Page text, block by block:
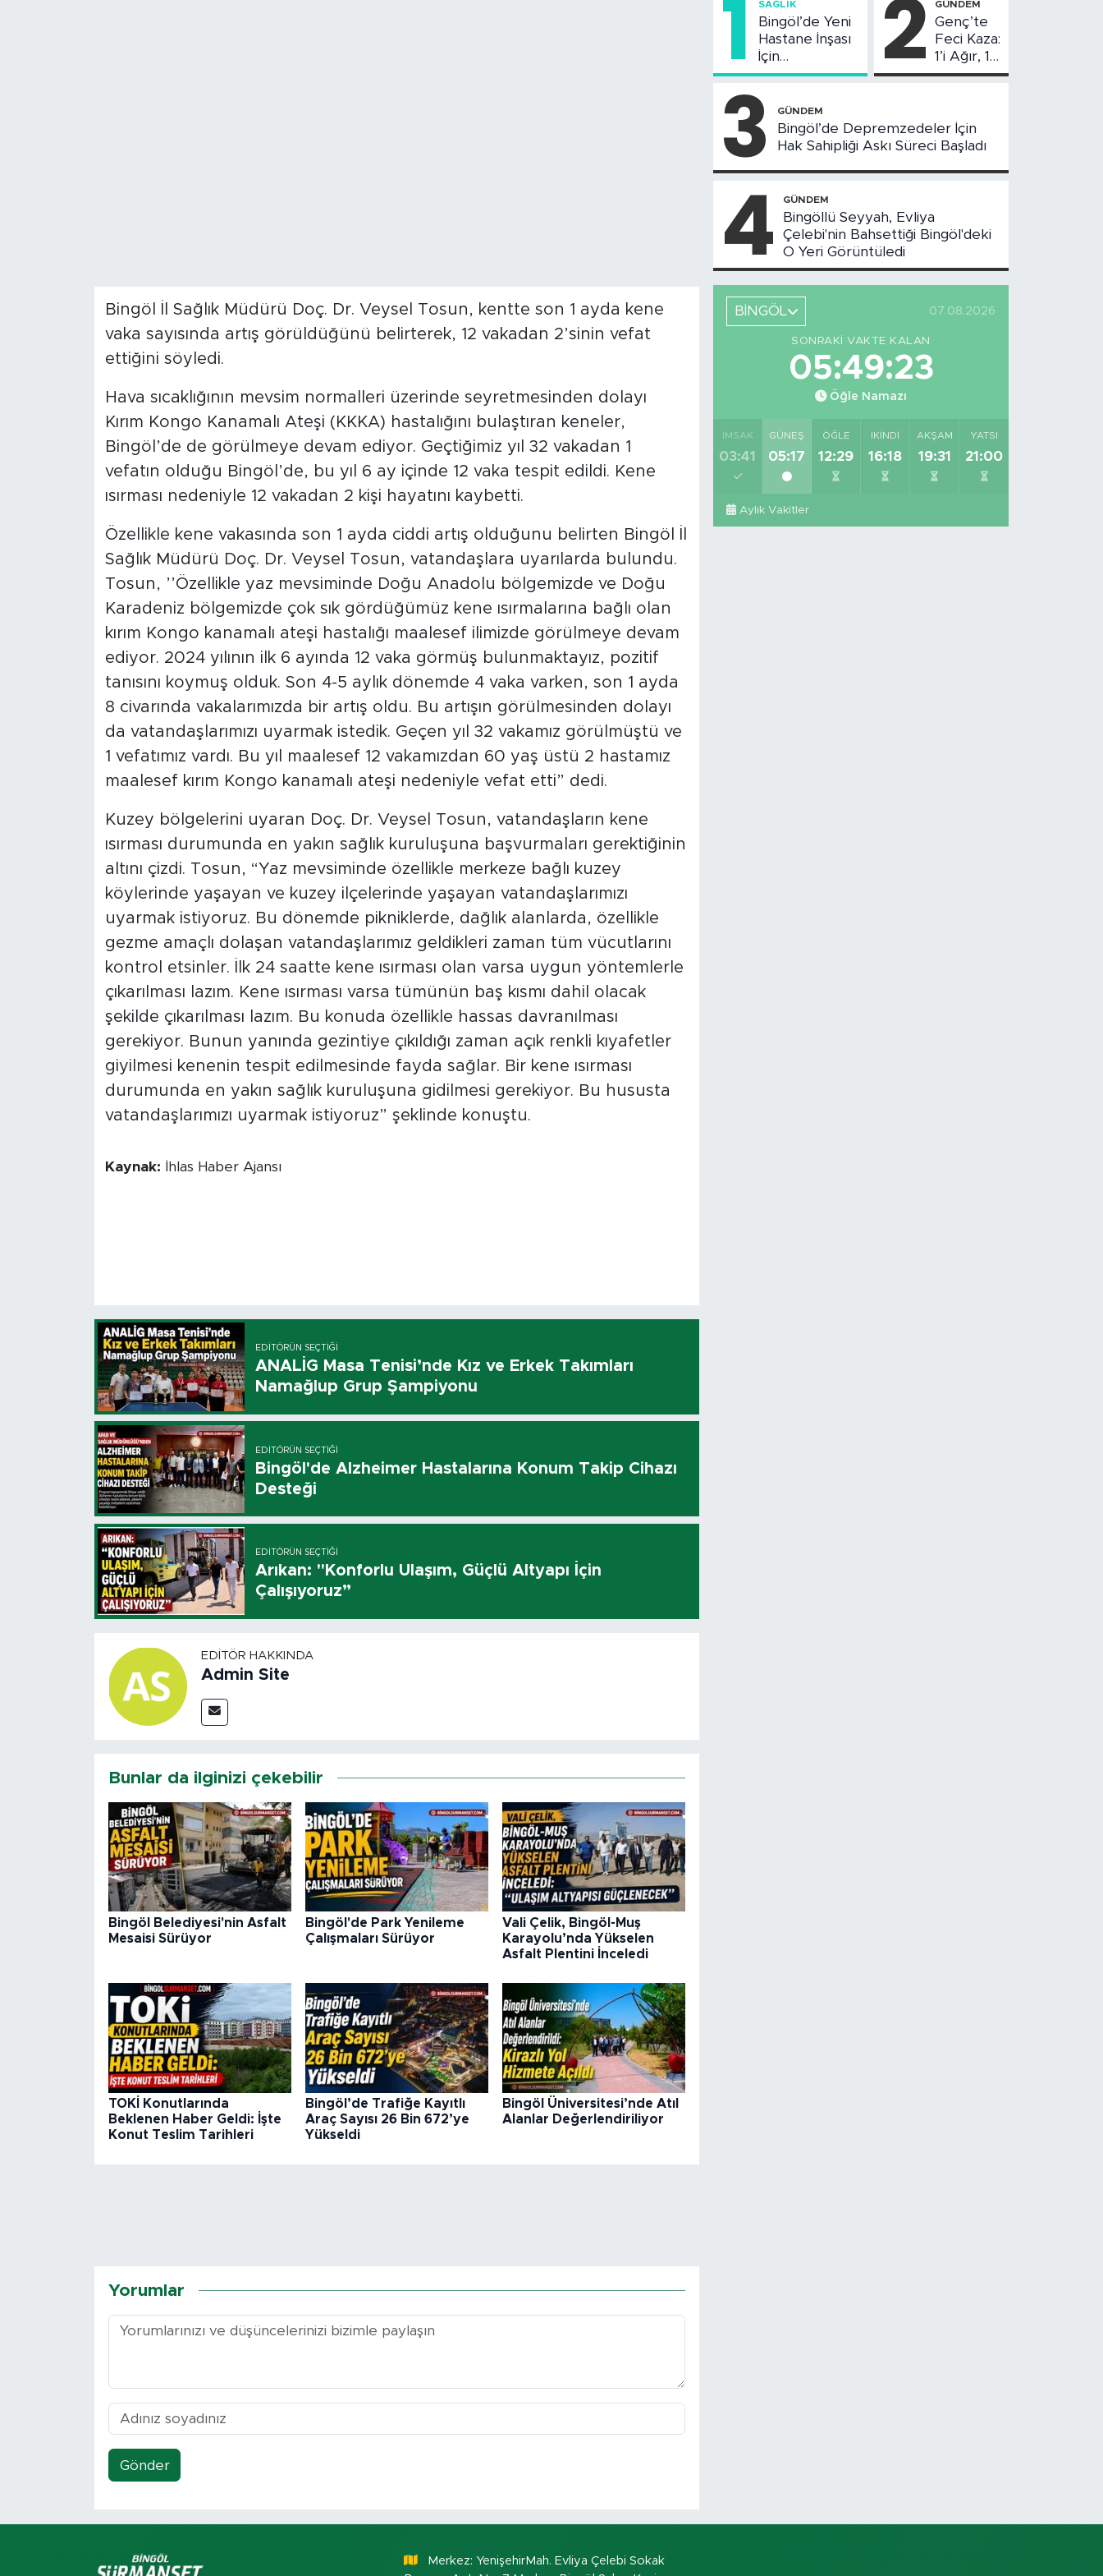
Bingöl İl Sağlık Müdürü Doç. Dr. Veysel Tosun, kentte son 1 ayda kene
vaka sayısında artış görüldüğünü belirterek, 12 vakadan 2’sinin vefat
ettiğini söyledi.
Hava sıcaklığının mevsim normalleri üzerinde seyretmesinden dolayı
Kırım Kongo Kanamalı Ateşi (KKKA) hastalığını bulaştıran keneler,
Bingöl’de de görülmeye devam ediyor. Geçtiğimiz yıl 32 vakadan 1
vefatın olduğu Bingöl’de, bu yıl 6 ay içinde 12 vaka tespit edildi. Kene
ısırması nedeniyle 12 vakadan 2 kişi hayatını kaybetti.
Özellikle kene vakasında son 1 ayda ciddi artış olduğunu belirten Bingöl İl
Sağlık Müdürü Doç. Dr. Veysel Tosun, vatandaşlara uyarılarda bulundu.
Tosun, ’’Özellikle yaz mevsiminde Doğu Anadolu bölgemizde ve Doğu
Karadeniz bölgemizde çok sık gördüğümüz kene ısırmalarına bağlı olan
kırım Kongo kanamalı ateşi hastalığı maalesef ilimizde görülmeye devam
ediyor. 2024 yılının ilk 6 ayında 12 vaka görmüş bulunmaktayız, pozitif
tanısını koymuş olduk. Son 4-5 aylık dönemde 4 vaka varken, son 1 ayda
8 civarında vakalarımızda bir artış oldu. Bu artışın görülmesinden dolayı
da vatandaşlarımızı uyarmak istedik. Geçen yıl 32 vakamız görülmüştü ve
1 vefatımız vardı. Bu yıl maalesef 12 vakamızdan 60 yaş üstü 2 hastamız
maalesef kırım Kongo kanamalı ateşi nedeniyle vefat etti” dedi.
Kuzey bölgelerini uyaran Doç. Dr. Veysel Tosun, vatandaşların kene
ısırması durumunda en yakın sağlık kuruluşuna başvurmaları gerektiğinin
altını çizdi. Tosun, “Yaz mevsiminde özellikle merkeze bağlı kuzey
köylerinde yaşayan ve kuzey ilçelerinde yaşayan vatandaşlarımızı
uyarmak istiyoruz. Bu dönemde pikniklerde, dağlık alanlarda, özellikle
gezme amaçlı dolaşan vatandaşlarımız geldikleri zaman tüm vücutlarını
kontrol etsinler. İlk 24 saatte kene ısırması olan varsa uygun yöntemlerle
çıkarılması lazım. Kene ısırması varsa tümünün baş kısmı dahil olacak
şekilde çıkarılması lazım. Bu konuda özellikle hassas davranılması
gerekiyor. Bunun yanında gezintiye çıkıldığı zaman açık renkli kıyafetler
giyilmesi kenenin tespit edilmesinde fayda sağlar. Bir kene ısırması
durumunda en yakın sağlık kuruluşuna gidilmesi gerekiyor. Bu hususta
vatandaşlarımızı uyarmak istiyoruz” şeklinde konuştu.
Kaynak: İhlas Haber Ajansı
EDITÖRÜN SEÇTIĞI
ANALİG Masa Tenisi’nde Kız ve Erkek Takımları
Namağlup Grup Şampiyonu
EDITÖRÜN SEÇTIĞI
Bingöl'de Alzheimer Hastalarına Konum Takip Cihazı
Desteği
EDITÖRÜN SEÇTIĞI
Arıkan: "Konforlu Ulaşım, Güçlü Altyapı İçin
Çalışıyoruz”
EDITÖR HAKKINDA
Admin Site
Bunlar da ilginizi çekebilir
Bingöl Belediyesi'nin Asfalt
Mesaisi Sürüyor
Bingöl'de Park Yenileme
Çalışmaları Sürüyor
Vali Çelik, Bingöl-Muş
Karayolu’nda Yükselen
Asfalt Plentini İnceledi
TOKİ Konutlarında
Beklenen Haber Geldi: İşte
Konut Teslim Tarihleri
Bingöl’de Trafiğe Kayıtlı
Araç Sayısı 26 Bin 672’ye
Yükseldi
Bingöl Üniversitesi’nde Atıl
Alanlar Değerlendiriliyor
Yorumlar
Gönder
1 SAĞLIK
Bingöl’de Yeni
Hastane İnşası
İçin
Değerlendirme
Yapıldı
2 GÜNDEM
Genç’te
Feci Kaza:
1’i Ağır, 10
Yaralı
3 GÜNDEM
Bingöl’de Depremzedeler İçin
Hak Sahipliği Askı Süreci Başladı
4 GÜNDEM
Bingöllü Seyyah, Evliya
Çelebi'nin Bahsettiği Bingöl'deki
O Yeri Görüntüledi
BİNGÖL 07.08.2026
SONRAKI VAKTE KALAN
05:49:22
Öğle Namazı
İMSAK
03:41
GÜNEŞ
05:17
ÖĞLE
12:29
İKINDI
16:18
AKŞAM
19:31
YATSI
21:00
Aylık Vakitler
Merkez: YenişehirMah. Evliya Çelebi Sokak
Bingöl Kaza Haberleri